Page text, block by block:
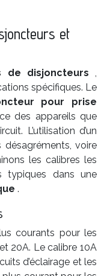
et
de disjoncteurs ,
spécifiques. Le
pour prise
des appareils que
L’utilisation d’un
voire
les calibres les
typiques dans une
.
courants pour les
20A. Le calibre 10A
d’éclairage et les